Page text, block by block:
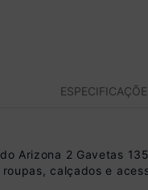
Arizona 2 Gavetas
calçados e